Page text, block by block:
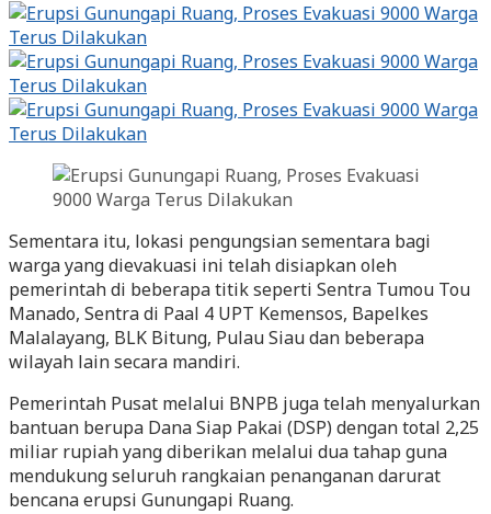
Sementara itu, lokasi pengungsian sementara bagi
warga yang dievakuasi ini telah disiapkan oleh
pemerintah di beberapa titik seperti Sentra Tumou Tou
Manado, Sentra di Paal 4 UPT Kemensos, Bapelkes
Malalayang, BLK Bitung, Pulau Siau dan beberapa
wilayah lain secara mandiri.
Pemerintah Pusat melalui BNPB juga telah menyalurkan
bantuan berupa Dana Siap Pakai (DSP) dengan total 2,25
miliar rupiah yang diberikan melalui dua tahap guna
mendukung seluruh rangkaian penanganan darurat
bencana erupsi Gunungapi Ruang.